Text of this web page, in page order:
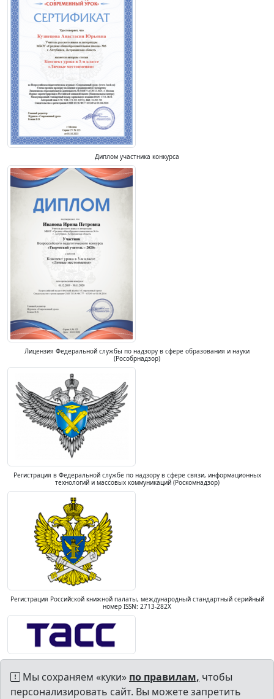
Диплом участника конкурса
Лицензия Федеральной службы по надзору в сфере образования и науки
(Рособрнадзор)
Регистрация в Федеральной службе по надзору в сфере связи, информационных
технологий и массовых коммуникаций (Роскомнадзор)
Регистрация Российской книжной палаты, международный стандартный серийный
номер ISSN: 2713-282X
Мы сохраняем «куки» по правилам, чтобы
персонализировать сайт. Вы можете запретить